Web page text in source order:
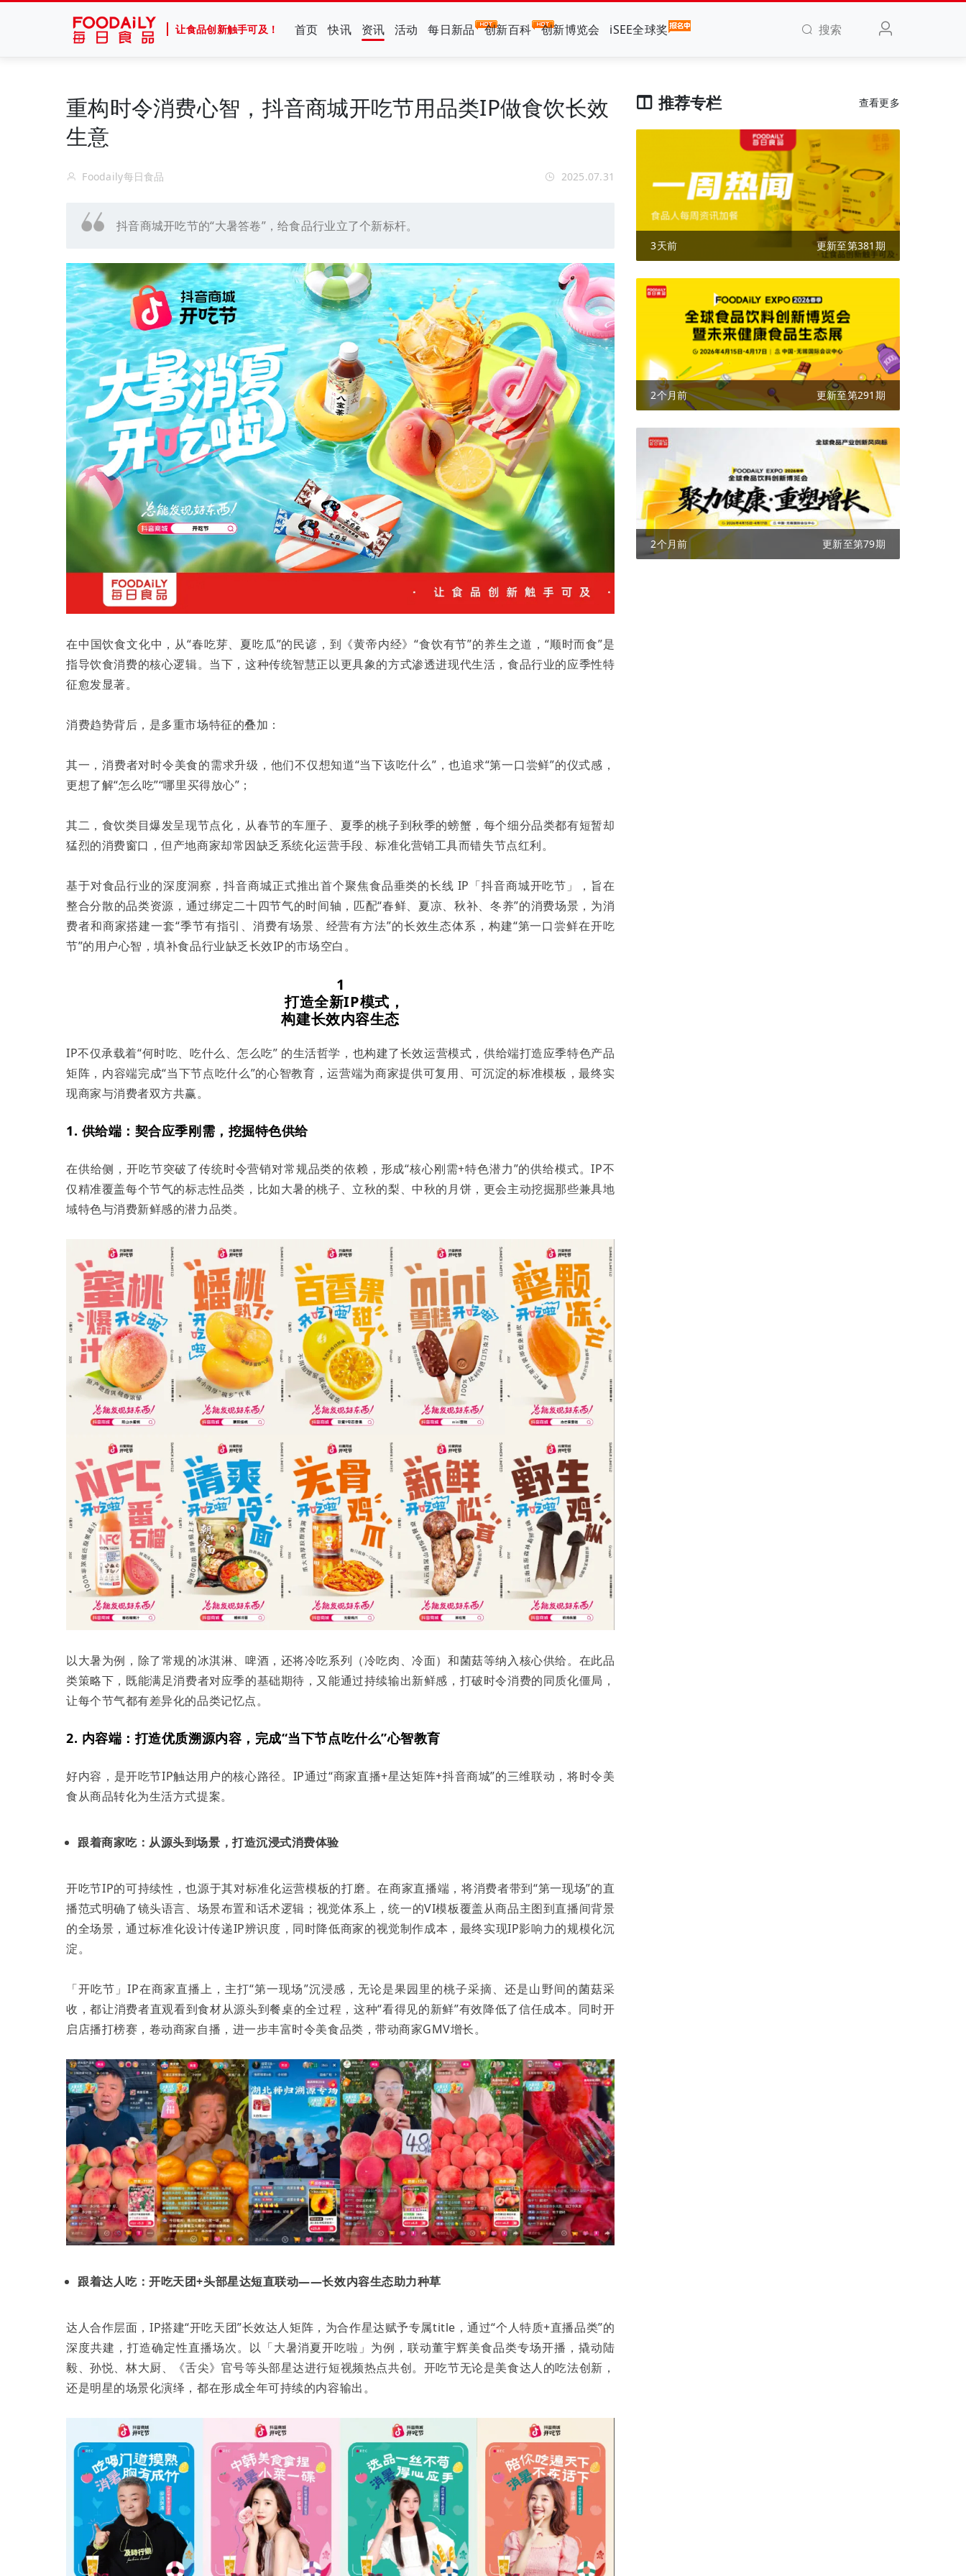
让食品创新触手可及！ 首页 快讯 资讯 活动 每日新品 创新百科 创新博览会 iSEE全球奖 搜索
重构时令消费心智，抖音商城开吃节用品类IP做食饮长效
生意
Foodaily每日食品 2025.07.31
抖音商城开吃节的“大暑答卷”，给食品行业立了个新标杆。
在中国饮食文化中，从“春吃芽、夏吃瓜”的民谚，到《黄帝内经》“食饮有节”的养生之道，“顺时而食”是
指导饮食消费的核心逻辑。当下，这种传统智慧正以更具象的方式渗透进现代生活，食品行业的应季性特
征愈发显著。
消费趋势背后，是多重市场特征的叠加：
其一，消费者对时令美食的需求升级，他们不仅想知道“当下该吃什么”，也追求“第一口尝鲜”的仪式感，
更想了解“怎么吃”“哪里买得放心”；
其二，食饮类目爆发呈现节点化，从春节的车厘子、夏季的桃子到秋季的螃蟹，每个细分品类都有短暂却
猛烈的消费窗口，但产地商家却常因缺乏系统化运营手段、标准化营销工具而错失节点红利。
基于对食品行业的深度洞察，抖音商城正式推出首个聚焦食品垂类的长线 IP「抖音商城开吃节」，旨在
整合分散的品类资源，通过绑定二十四节气的时间轴，匹配“春鲜、夏凉、秋补、冬养”的消费场景，为消
费者和商家搭建一套“季节有指引、消费有场景、经营有方法”的长效生态体系，构建“第一口尝鲜在开吃
节”的用户心智，填补食品行业缺乏长效IP的市场空白。
1
打造全新IP模式，
构建长效内容生态
IP不仅承载着“何时吃、吃什么、怎么吃” 的生活哲学，也构建了长效运营模式，供给端打造应季特色产品
矩阵，内容端完成“当下节点吃什么”的心智教育，运营端为商家提供可复用、可沉淀的标准模板，最终实
现商家与消费者双方共赢。
1. 供给端：契合应季刚需，挖掘特色供给
在供给侧，开吃节突破了传统时令营销对常规品类的依赖，形成“核心刚需+特色潜力”的供给模式。IP不
仅精准覆盖每个节气的标志性品类，比如大暑的桃子、立秋的梨、中秋的月饼，更会主动挖掘那些兼具地
域特色与消费新鲜感的潜力品类。
以大暑为例，除了常规的冰淇淋、啤酒，还将冷吃系列（冷吃肉、冷面）和菌菇等纳入核心供给。在此品
类策略下，既能满足消费者对应季的基础期待，又能通过持续输出新鲜感，打破时令消费的同质化僵局，
让每个节气都有差异化的品类记忆点。
2. 内容端：打造优质溯源内容，完成“当下节点吃什么”心智教育
好内容，是开吃节IP触达用户的核心路径。IP通过“商家直播+星达矩阵+抖音商城”的三维联动，将时令美
食从商品转化为生活方式提案。
跟着商家吃：从源头到场景，打造沉浸式消费体验
开吃节IP的可持续性，也源于其对标准化运营模板的打磨。在商家直播端，将消费者带到“第一现场”的直
播范式明确了镜头语言、场景布置和话术逻辑；视觉体系上，统一的VI模板覆盖从商品主图到直播间背景
的全场景，通过标准化设计传递IP辨识度，同时降低商家的视觉制作成本，最终实现IP影响力的规模化沉
淀。
「开吃节」IP在商家直播上，主打“第一现场”沉浸感，无论是果园里的桃子采摘、还是山野间的菌菇采
收，都让消费者直观看到食材从源头到餐桌的全过程，这种“看得见的新鲜”有效降低了信任成本。同时开
启店播打榜赛，卷动商家自播，进一步丰富时令美食品类，带动商家GMV增长。
跟着达人吃：开吃天团+头部星达短直联动——长效内容生态助力种草
达人合作层面，IP搭建“开吃天团”长效达人矩阵，为合作星达赋予专属title，通过“个人特质+直播品类”的
深度共建，打造确定性直播场次。以「大暑消夏开吃啦」为例，联动董宇辉美食品类专场开播，撬动陆
毅、孙悦、林大厨、《舌尖》官号等头部星达进行短视频热点共创。开吃节无论是美食达人的吃法创新，
还是明星的场景化演绎，都在形成全年可持续的内容输出。
推荐专栏 查看更多
3天前 更新至第381期
2个月前 更新至第291期
2个月前 更新至第79期